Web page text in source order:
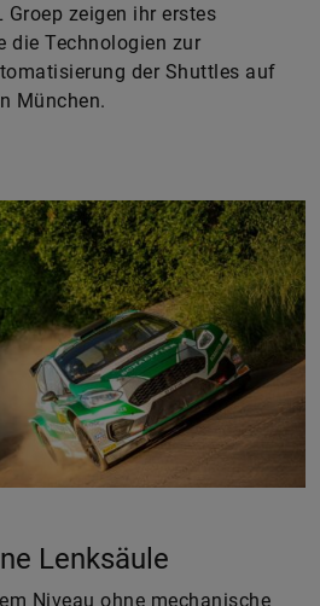
zeigen ihr erstes
die Technologien zur
der Shuttles auf
München.
Lenksäule
Niveau ohne mechanische